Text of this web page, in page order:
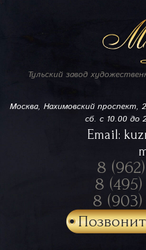
Тульский завод
Москва, Нахимовский проспект,
сб. с 10.00 до
Email:
8 (962)
8 (495)
8 (903)